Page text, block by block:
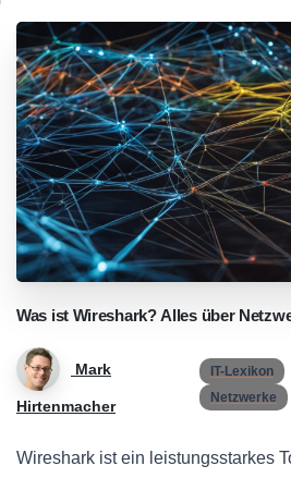
Was ist Wireshark? Alles über
Mark
Hirtenmacher
IT-Lexikon
Netzwerke
Wireshark ist ein leistungsstarkes